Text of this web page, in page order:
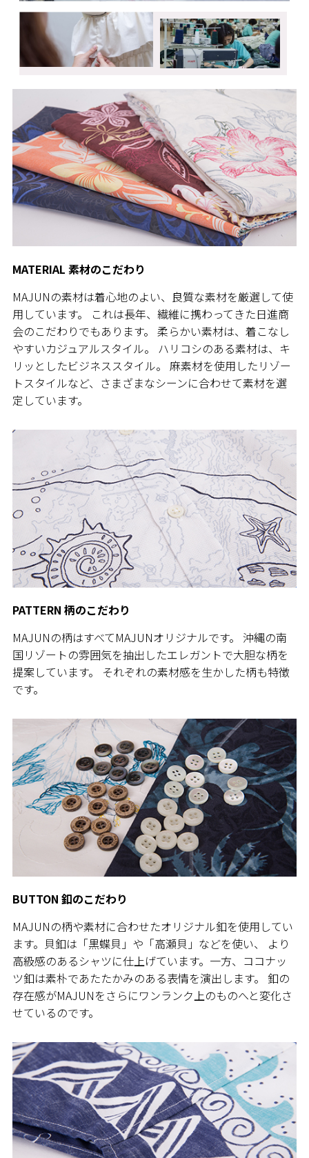
MATERIAL 素材のこだわり
MAJUNの素材は着心地のよい、良質な素材を厳選して使
用しています。 これは長年、繊維に携わってきた日進商
会のこだわりでもあります。 柔らかい素材は、着こなし
やすいカジュアルスタイル。 ハリコシのある素材は、キ
リッとしたビジネススタイル。 麻素材を使用したリゾー
トスタイルなど、さまざまなシーンに合わせて素材を選
定しています。
PATTERN 柄のこだわり
MAJUNの柄はすべてMAJUNオリジナルです。 沖縄の南
国リゾートの雰囲気を抽出したエレガントで大胆な柄を
提案しています。 それぞれの素材感を生かした柄も特徴
です。
BUTTON 釦のこだわり
MAJUNの柄や素材に合わせたオリジナル釦を使用してい
ます。貝釦は「黒蝶貝」や「高瀬貝」などを使い、 より
高級感のあるシャツに仕上げています。一方、ココナッ
ツ釦は素朴であたたかみのある表情を演出します。 釦の
存在感がMAJUNをさらにワンランク上のものへと変化さ
せているのです。